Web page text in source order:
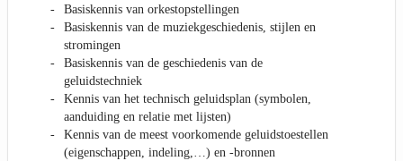
Basiskennis van orkestopstellingen
Basiskennis van de muziekgeschiedenis, stijlen en
stromingen
Basiskennis van de geschiedenis van de
geluidstechniek
Kennis van het technisch geluidsplan (symbolen,
aanduiding en relatie met lijsten)
Kennis van de meest voorkomende geluidstoestellen
(eigenschappen, indeling,…) en -bronnen